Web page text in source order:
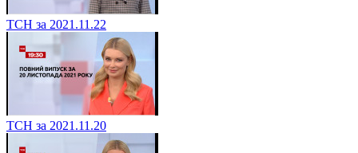
ТСН за 2021.11.22
ТСН за 2021.11.20